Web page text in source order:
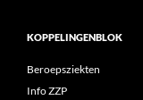
KOPPELINGENBLOK
Beroepsziekten
Info ZZP